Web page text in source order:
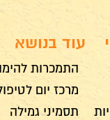
עוד בנושא
התמכרות
מרכז יום
תסמיני גמילה